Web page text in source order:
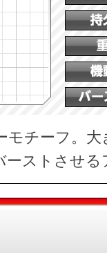
モチーフ。
ーストさせ